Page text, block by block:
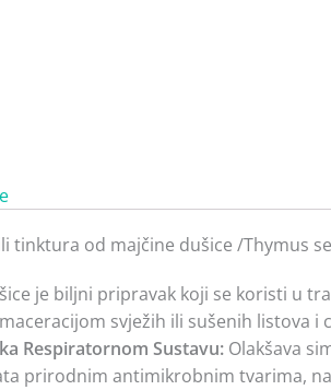
tinktura od majčine dušice /Thymus
je biljni pripravak koji se koristi u
svježih ili sušenih listova
Respiratornom Sustavu: Olakšava
prirodnim antimikrobnim tvarima,